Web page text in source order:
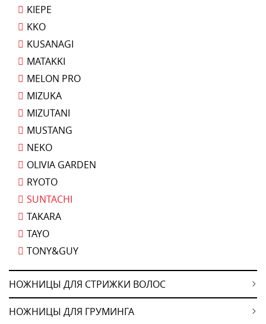
KIEPE
KKO
KUSANAGI
MATAKKI
MELON PRO
MIZUKA
MIZUTANI
MUSTANG
NEKO
OLIVIA GARDEN
RYOTO
SUNTACHI
TAKARA
TAYO
TONY&GUY
НОЖНИЦЫ ДЛЯ СТРИЖКИ ВОЛОС
НОЖНИЦЫ ДЛЯ ГРУМИНГА